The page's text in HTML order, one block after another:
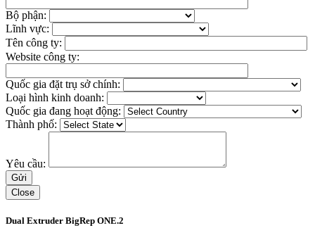
Bộ phận:
Lĩnh vực:
Tên công ty:
Website công ty:
Quốc gia đặt trụ sở chính:
Loại hình kinh doanh:
Quốc gia đang hoạt động:
Thành phố:
Yêu cầu:
Close
Dual Extruder BigRep ONE.2